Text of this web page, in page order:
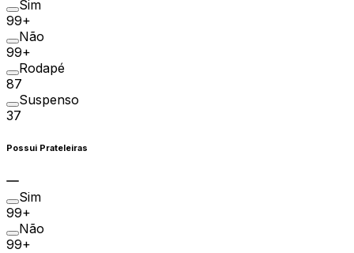
Sim
99+
Não
99+
Rodapé
87
Suspenso
37
Possui Prateleiras
Sim
99+
Não
99+